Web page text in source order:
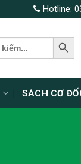
Hotline:
SEARCH BUTTON
SÁCH CƠ